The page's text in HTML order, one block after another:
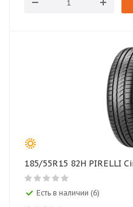
185/55R15 82H PIRELLI
Есть в наличии (6)